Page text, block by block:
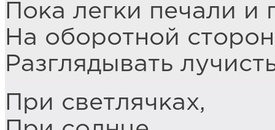
Пока легки печали и
На оборотной
Разглядывать
При светлячках,